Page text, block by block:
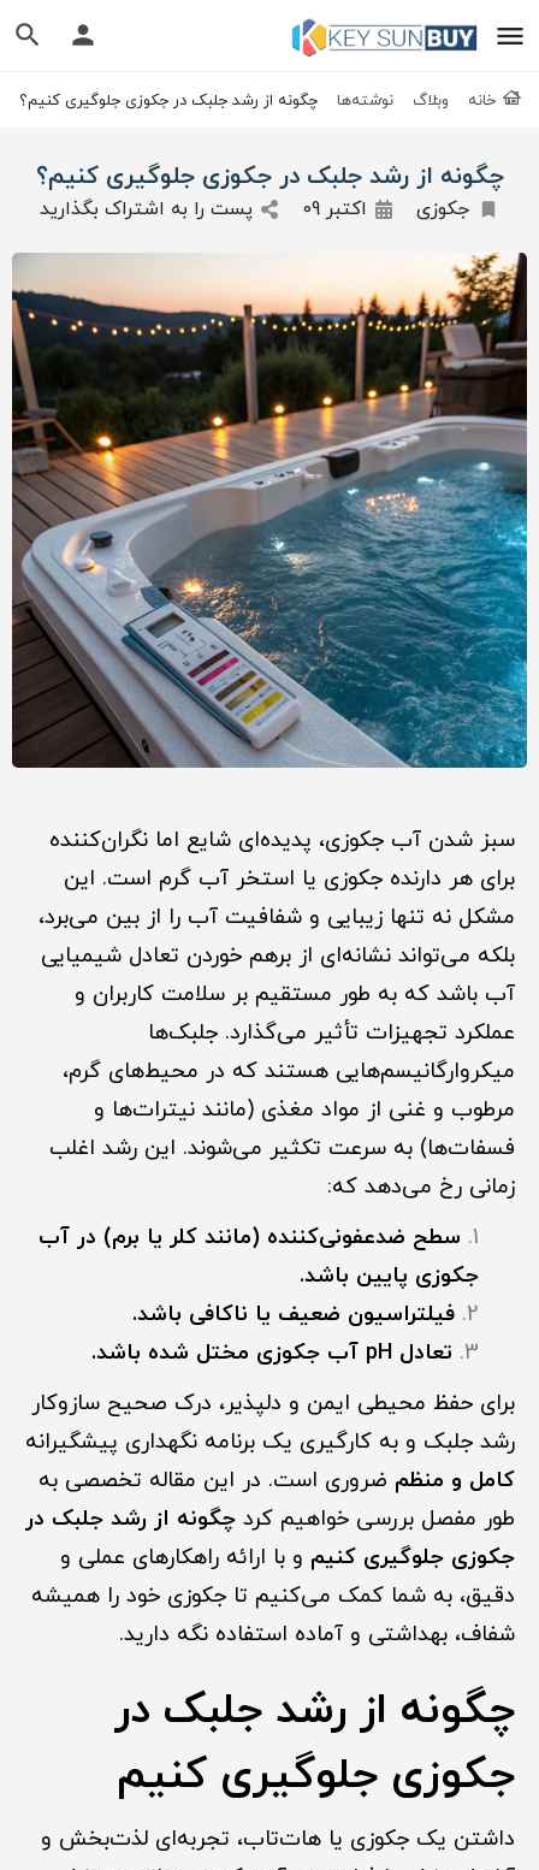
خانه وبلاگ نوشته‌ها چگونه از رشد جلبک در جکوزی جلوگیری کنیم؟
چگونه از رشد جلبک در جکوزی جلوگیری کنیم؟
جکوزی اکتبر 09 پست را به اشتراک بگذارید
سبز شدن آب جکوزی، پدیده‌ای شایع اما نگران‌کننده
برای هر دارنده جکوزی یا استخر آب گرم است. این
مشکل نه تنها زیبایی و شفافیت آب را از بین می‌برد،
بلکه می‌تواند نشانه‌ای از برهم خوردن تعادل شیمیایی
آب باشد که به طور مستقیم بر سلامت کاربران و
عملکرد تجهیزات تأثیر می‌گذارد. جلبک‌ها
میکروارگانیسم‌هایی هستند که در محیط‌های گرم،
مرطوب و غنی از مواد مغذی (مانند نیترات‌ها و
فسفات‌ها) به سرعت تکثیر می‌شوند. این رشد اغلب
زمانی رخ می‌دهد که:
سطح ضدعفونی‌کننده (مانند کلر یا برم) در آب
جکوزی پایین باشد.
فیلتراسیون ضعیف یا ناکافی باشد.
تعادل pH آب جکوزی مختل شده باشد.
برای حفظ محیطی ایمن و دلپذیر، درک صحیح سازوکار
رشد جلبک و به کارگیری یک برنامه نگهداری پیشگیرانه
کامل و منظم ضروری است. در این مقاله تخصصی به
طور مفصل بررسی خواهیم کرد چگونه از رشد جلبک در
جکوزی جلوگیری کنیم و با ارائه راهکارهای عملی و
دقیق، به شما کمک می‌کنیم تا جکوزی خود را همیشه
شفاف، بهداشتی و آماده استفاده نگه دارید.
چگونه از رشد جلبک در
جکوزی جلوگیری کنیم
داشتن یک جکوزی یا هات‌تاب، تجربه‌ای لذت‌بخش و